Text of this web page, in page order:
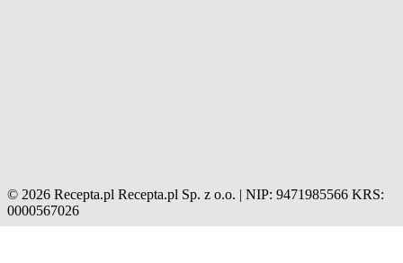
© 2026 Recepta.pl Recepta.pl Sp. z o.o. | NIP: 9471985566 KRS:
0000567026